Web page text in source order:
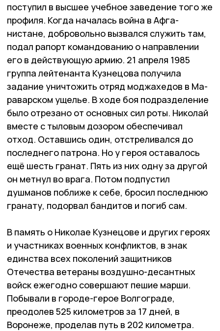
поступил в высшее учебное заведение того же
профиля. Когда началась война в Аф­га­
нистане, добровольно вызвался служить там,
подал рапорт командованию о направлении
его в действующую армию. 21 апреля 1985
группа лейтенанта Кузне­цова получила
задание уничтожить отряд моджахедов в Ма­
раварском ущелье. В ходе боя подразделение
было отрезано от основных сил роты. Николай
вместе с тыловым дозором обеспечивал
отход. Оставшись один, отстреливался до
последнего патрона. Но у героя оставалось
ещё шесть гранат. Пять из них одну за другой
он метнул во врага. Потом подпустил
душманов поближе к себе, бросил последнюю
гранату, подорвал бандитов и погиб сам.
В память о Николае Куз­нецове и других героях
и участниках военных конфликтов, в знак
единства всех поколений защитников
Отечества ветераны воздушно-десантных
войск ежегодно совершают пешие марши.
Побыва­ли в городе-герое Волгограде,
преодолев 525 километров за 17 дней, в
Воронеже, проделав путь в 202 километра.